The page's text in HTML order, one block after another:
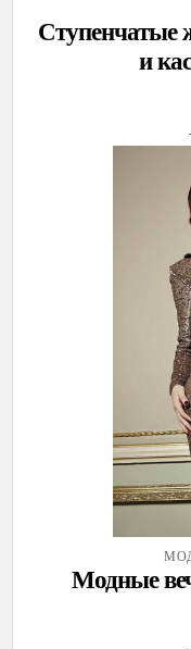
Ступенчатые
и
Модные